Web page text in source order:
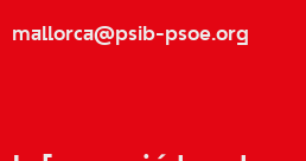
mallorca@psib-psoe.org